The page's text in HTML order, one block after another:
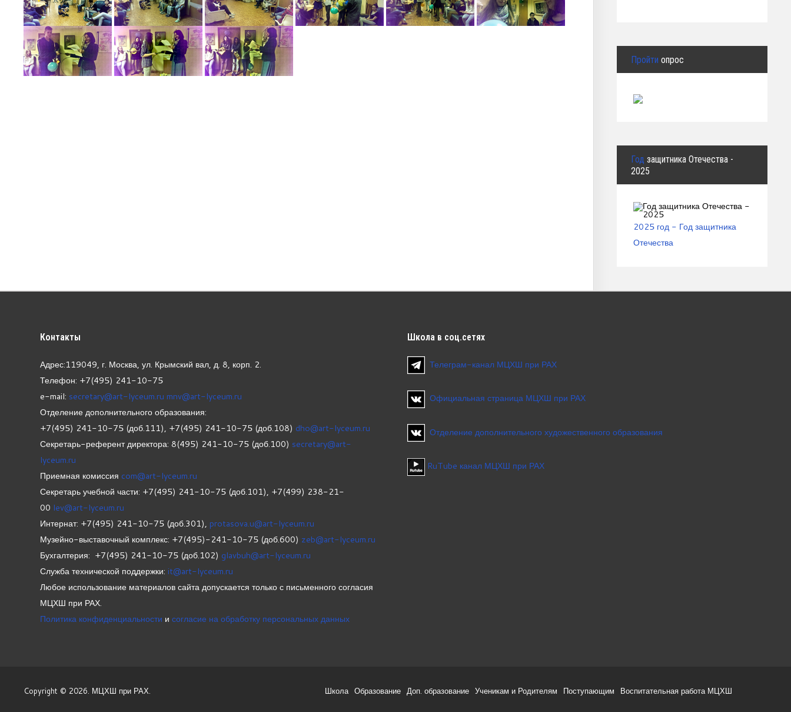
Пройти опрос
Год защитника Отечества -
2025
2025 год - Год защитника
Отечества
Контакты
Адрес:119049, г. Москва, ул. Крымский вал, д. 8, корп. 2.
Телефон: +7(495) 241-10-75
e-mail: secretary@art-lyceum.ru mnv@art-lyceum.ru
Отделение дополнительного образования:
+7(495) 241-10-75 (доб.111), +7(495) 241-10-75 (доб.108) dho@art-lyceum.ru
Секретарь-референт директора: 8(495) 241-10-75 (доб.100) secretary@art-
lyceum.ru
Приемная комиссия com@art-lyceum.ru
Секретарь учебной части: +7(495) 241-10-75 (доб.101), +7(499) 238-21-
00 lev@art-lyceum.ru
Интернат: +7(495) 241-10-75 (доб.301), protasova.u@art-lyceum.ru
Музейно-выставочный комплекс: +7(495)-241-10-75 (доб.600) zeb@art-lyceum.ru
Бухгалтерия: +7(495) 241-10-75 (доб.102) glavbuh@art-lyceum.ru
Служба технической поддержки: it@art-lyceum.ru
Любое использование материалов сайта допускается только с письменного согласия
МЦХШ при РАХ.
Политика конфиденциальности и согласие на обработку персональных данных
Школа в соц.сетях
Телеграм-канал МЦХШ при РАХ
Официальная страница МЦХШ при РАХ
Отделение дополнительного художественного образования
RuTube канал МЦХШ при РАХ
Copyright © 2026. МЦХШ при РАХ. Школа Образование Доп. образование Ученикам и Родителям Поступающим Воспитательная работа МЦХШ